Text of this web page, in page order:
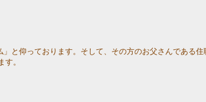
と仰っております。そして、その方のお父さんである
。